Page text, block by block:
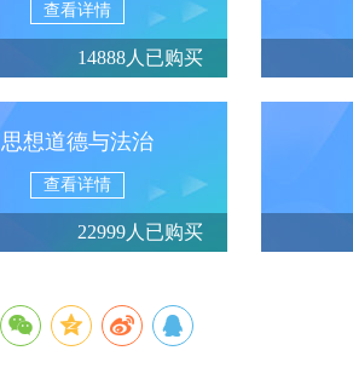
查看详情
14888人已购买
思想道德与法治
查看详情
22999人已购买